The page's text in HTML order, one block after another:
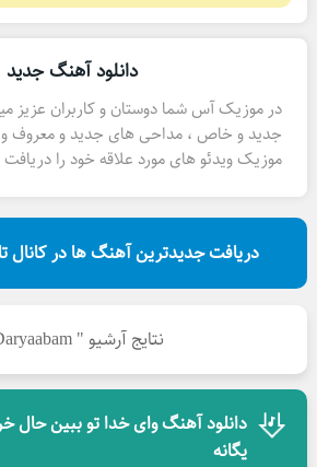
دانلود آهنگ جدید
در موزیک آس شما دوستان و کاربران عزیز
جدید و خاص ، مداحی های جدید و معروف و
موزیک ویدئو های مورد علاقه خود را دریافت
دریافت جدیدترین آهنگ ها در کانال
نتایج آرشیو " Daryaabam "
دانلود آهنگ وای خدا تو ببین
یگانه